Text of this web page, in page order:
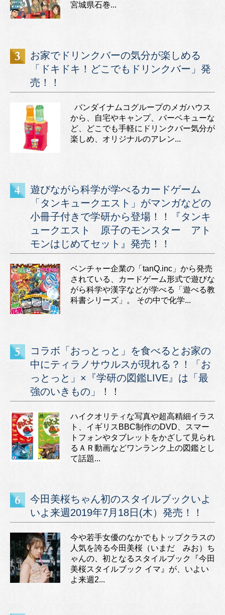
宮城県石巻...
お家でドリンクバーの気分が楽しめる
「ドキドキ！どこでもドリンクバー」発
売！！
バンダイナムコグループのメガハウス
から、自宅やキャンプ、バーベキューな
ど、どこでも手軽にドリンクバー気分が
楽しめ、オリジナルのアレン...
遊びながら科学が学べるカードゲーム
「タンキュークエスト」がマンガなどの
小冊子付きで学研から登場！！『タンキ
ュークエスト 原子のモンスター アト
モンはじめてセット』発売！！
ベンチャー企業の「tanQ.inc」から発売
されている、カードゲーム形式で遊びな
がら科学や漢字などが学べる「遊べる教
科書シリーズ」。 その中で化学...
コラボ「おっとっと」を食べるとお家の
中にティラノサウルスが現れる？！「お
っとっと」×『学研の図鑑LIVE』は「最
強のいきもの」！！
ハイクオリティな写真や超高精細イラス
ト、イギリスBBC制作のDVD、スマー
トフォンやタブレットをかざして見られ
るＡＲ動画などワンランク上の図鑑とし
て話題...
今田美桜ちゃん初のスタイルブックいよ
いよ来週2019年7月18日(木）発売！！
今や若手女優のなかでもトップクラスの
人気を誇る今田美桜（いまだ みお）ち
ゃんの、初となるスタイルブック『今田
美桜スタイルブック イマ』が、いよい
よ来週2...